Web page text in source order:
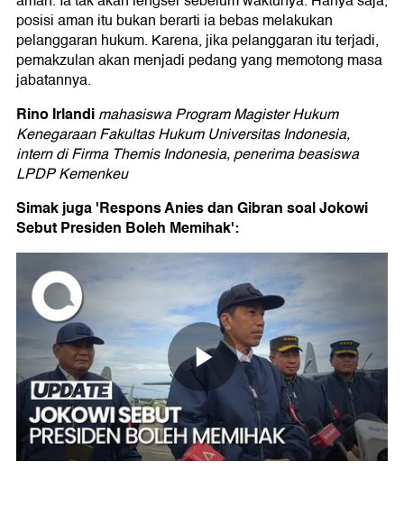
posisi aman itu bukan berarti ia bebas melakukan
pelanggaran hukum. Karena, jika pelanggaran itu terjadi,
pemakzulan akan menjadi pedang yang memotong masa
jabatannya.
Rino Irlandimahasiswa Program Magister Hukum
Kenegaraan Fakultas Hukum Universitas Indonesia,
intern di Firma Themis Indonesia, penerima beasiswa
LPDP Kemenkeu
Simak juga 'Respons Anies dan Gibran soal Jokowi
Sebut Presiden Boleh Memihak':